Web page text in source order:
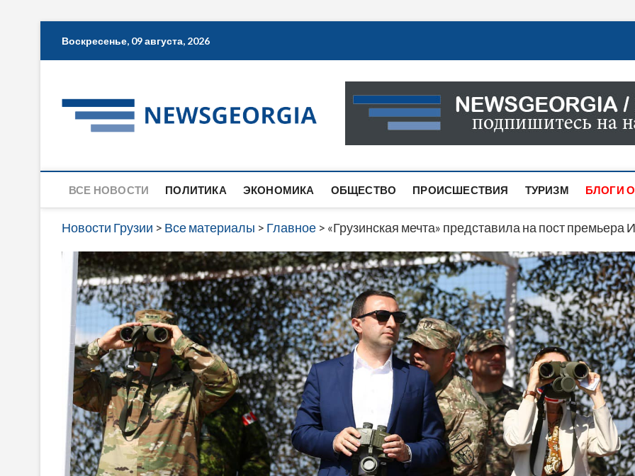
Воскресенье, 09 августа, 2026
Новости Грузии
САМАЯ АКТУАЛЬНАЯ ИНФОРМАЦИЯ О СОБЫТИЯХ
САЙТЕ ВЫ НАЙДЕТЕ НОВОСТИ ПОЛИТИКИ,
ВСЕ НОВОСТИ ПОЛИТИКА ЭКОНОМИКА ОБЩЕСТВО ПРОИСШЕСТВИЯ ТУРИЗМ БЛОГИ
Новости Грузии > Все материалы > Главное > «Грузинская мечта» представила на пост